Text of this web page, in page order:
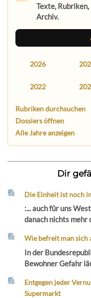
Texte,
Archiv.
2026
2022
Rubriken durchsuchen
Dossiers öffnen
Alle Jahre anzeigen
Dir
Die Einheit ist noch
:... auch für uns
danach nichts mehr
Wie befreit man sich
In der
Bewohner Gefahr
Entgegen jeder
Supermarkt